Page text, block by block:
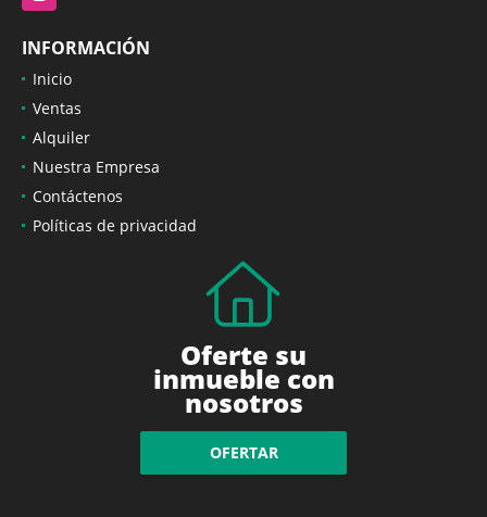
INFORMACIÓN
Inicio
Ventas
Alquiler
Nuestra Empresa
Contáctenos
Políticas de privacidad
Oferte su
inmueble con
nosotros
OFERTAR